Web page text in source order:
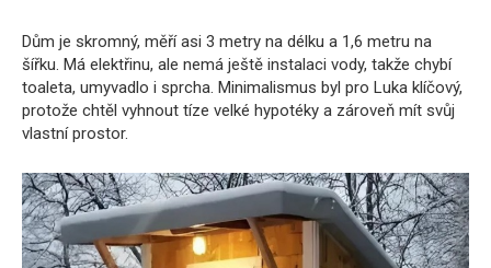
Dům je skromný, měří asi 3 metry na délku a 1,6 metru na
šířku. Má elektřinu, ale nemá ještě instalaci vody, takže chybí
toaleta, umyvadlo i sprcha. Minimalismus byl pro Luka klíčový,
protože chtěl vyhnout tíze velké hypotéky a zároveň mít svůj
vlastní prostor.